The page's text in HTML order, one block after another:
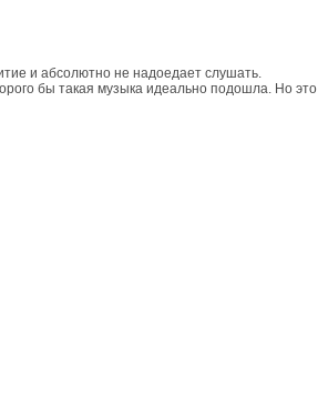
и абсолютно не надоедает слушать.
бы такая музыка идеально подошла. Но это